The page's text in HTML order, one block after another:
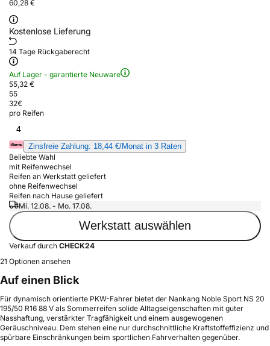
60,28 €
Kostenlose Lieferung
14 Tage Rückgaberecht
Auf Lager - garantierte Neuware
55,32 €
55
32€
pro Reifen
4
Zinsfreie Zahlung: 18,44 €/Monat in 3 Raten
Beliebte Wahl
mit Reifenwechsel
Reifen an Werkstatt geliefert
ohne Reifenwechsel
Reifen nach Hause geliefert
Mi. 12.08. - Mo. 17.08.
Werkstatt auswählen
Verkauf durch CHECK24
21 Optionen ansehen
Auf einen Blick
Für dynamisch orientierte PKW-Fahrer bietet der Nankang Noble Sport NS 20
195/50 R16 88 V als Sommerreifen solide Alltagseigenschaften mit guter
Nasshaftung, verstärkter Tragfähigkeit und einem ausgewogenen
Geräuschniveau. Dem stehen eine nur durchschnittliche Kraftstoffeffizienz und
spürbare Einschränkungen beim sportlichen Fahrverhalten gegenüber.